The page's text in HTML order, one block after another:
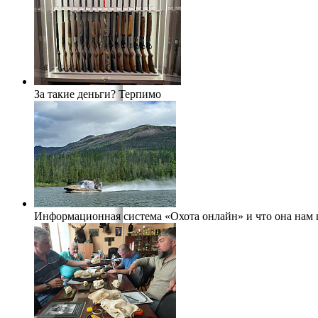
За такие деньги? Терпимо
Информационная система «Охота онлайн» и что она нам